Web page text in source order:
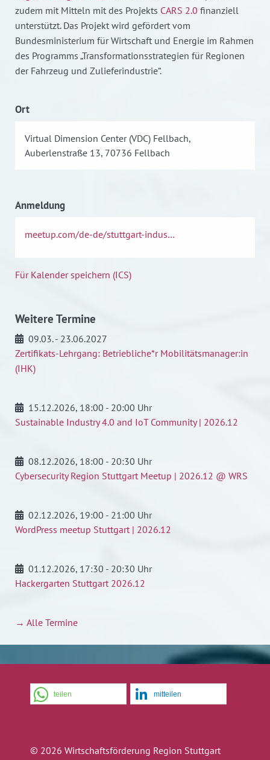
zudem mit Mitteln mit des Projekts CARS 2.0 finanziell
unterstützt. Das Projekt wird gefördert vom
Bundesministerium für Wirtschaft und Energie im Rahmen
des Programms „Transformationsstrategien für Regionen
der Fahrzeug und Zulieferindustrie“.
Ort
Virtual Dimension Center (VDC) Fellbach,
Auberlenstraße 13, 70736 Fellbach
Anmeldung
meetup.com/de-de/stuttgart-indus…
Für Kalender speichern (ICS)
Weitere Termine
09.03. - 23.06.2027
Zertifikats-Lehrgang: Betriebliche*r Mobilitätsmanager:in
(IHK)
15.12.2026, 18:00 - 20:00 Uhr
Sustainable Industry 4.0 and IoT Community | 2026.12
08.12.2026, 18:00 - 20:30 Uhr
Cybersecurity Region Stuttgart Meetup | 2026.12 @ WRS
02.12.2026, 19:00 - 21:00 Uhr
WordPress meetup Stuttgart | 2026.12
01.12.2026, 17:30 - 20:30 Uhr
Hackergarten Stuttgart 2026.12
→ Alle Termine
teilen mitteilen
© 2026 Wirtschaftsförderung Region Stuttgart